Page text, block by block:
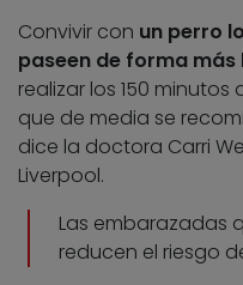
Convivir con un perro
paseen de forma
realizar los 150
que de media se
dice la doctora Carri
Liverpool.
Las embarazadas
reducen el riesgo